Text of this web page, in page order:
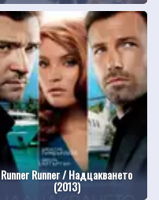
Runner Runner / Надцакването
(2013)